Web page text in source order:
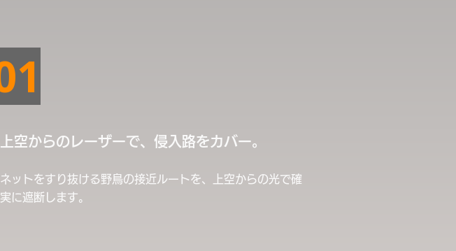
上空からのレーザーで、侵入路をカバー。
ネットをすり抜ける野鳥の接近ルートを、上空からの光で確
実に遮断します。